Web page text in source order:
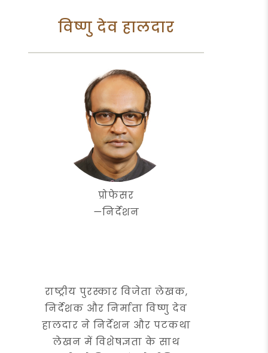
विष्णु देव हालदार
प्रोफेसर
—निर्देशन
राष्ट्रीय पुरस्कार विजेता लेखक,
निर्देशक और निर्माता विष्णु देव
हालदार ने निर्देशन और पटकथा
लेखन में विशेषज्ञता के साथ